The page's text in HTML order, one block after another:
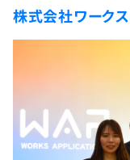
新卒エージェント
就活成功ガイド
4択課題
プラン
Tech Team Journal
note
paizaとは？
株式会社ワーク